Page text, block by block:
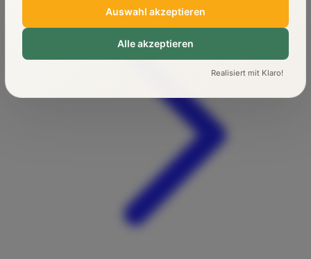
Auswahl akzeptieren
Alle akzeptieren
Realisiert mit Klaro!